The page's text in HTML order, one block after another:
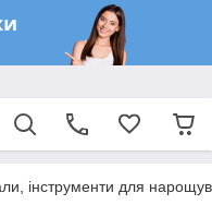
інструменти для